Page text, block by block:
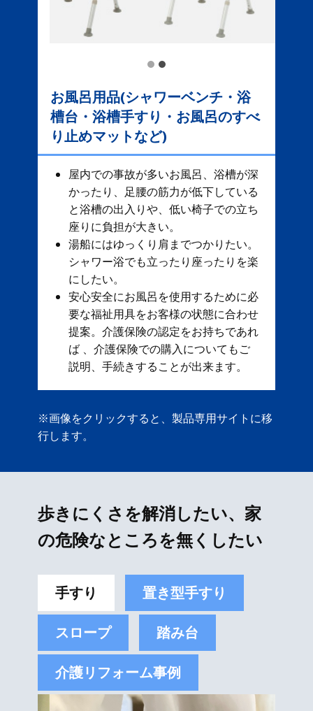
お風呂用品(シャワーベンチ・浴
槽台・浴槽手すり・お風呂のすべ
り止めマットなど)
屋内での事故が多いお風呂、​ 浴槽が深
かったり、足腰の筋力が低下している
と浴槽の出入りや、低い椅子での立ち
座りに負担が大きい。
湯船にはゆっくり肩までつかりたい。
シャワー浴でも立ったり座ったりを楽
にしたい。
安心安全にお風呂を使用するために必
要な福祉用具をお客様の状態に合わせ
提案。 ​ 介護保険の認定をお持ちであれ
ば 、介護保険での購入についてもご
説明、手続きすることが出来ます。
※画像をクリックすると、製品専用サイトに移
行します。
歩きにくさを解消したい、家
の危険なところを無くしたい
手すり 置き型手すり
スロープ 踏み台
介護リフォーム事例